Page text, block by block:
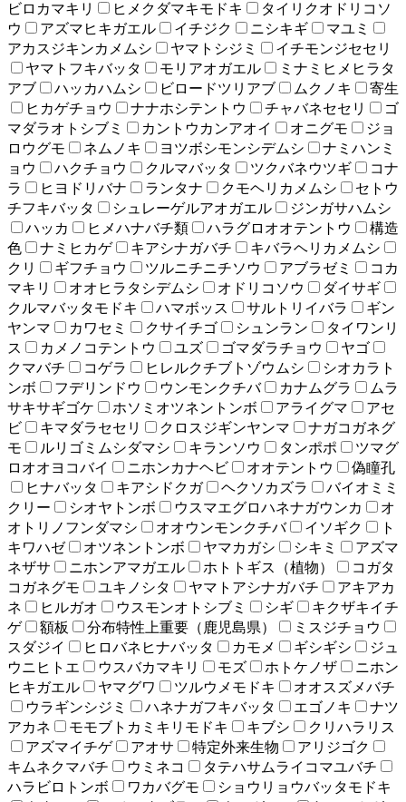
ビロカマキリ
ヒメクダマキモドキ
タイリクオドリコソ
ウ
アズマヒキガエル イチジク ニシキギ
マユミ
アカスジキンカメムシ
ヤマトシジミ
イチモンジセセリ
ヤマトフキバッタ
モリアオガエル
ミナミヒメヒラタ
アブ
ハッカハムシ ビロードツリアブ ムクノキ
寄生
ヒカゲチョウ
ナナホシテントウ チャバネセセリ
ゴ
マダラオトシブミ
カントウカンアオイ オニグモ
ジョ
ロウグモ
ネムノキ ヨツボシモンシデムシ
ナミハンミ
ョウ
ハクチョウ クルマバッタ ツクバネウツギ
コナ
ラ
ヒヨドリバナ ランタナ クモヘリカメムシ
セトウ
チフキバッタ
シュレーゲルアオガエル
ジンガサハムシ
ハッカ
ヒメハナバチ類 ハラグロオオテントウ
構造
色
ナミヒカゲ キアシナガバチ
キバラヘリカメムシ
クリ
ギフチョウ ツルニチニチソウ アブラゼミ
コカ
マキリ
オオヒラタシデムシ オドリコソウ
ダイサギ
クルマバッタモドキ
ハマボッス サルトリイバラ
ギン
ヤンマ
カワセミ クサイチゴ シュンラン
タイワンリ
ス
カメノコテントウ ユズ ゴマダラチョウ
ヤゴ
クマバチ
コゲラ ヒレルクチブトゾウムシ
シオカラト
ンボ
フデリンドウ ウンモンクチバ カナムグラ
ムラ
サキサギゴケ
ホソミオツネントンボ アライグマ
アセ
ビ
キマダラセセリ クロスジギンヤンマ
ナガコガネグ
モ
ルリゴミムシダマシ キランソウ タンポポ
ツマグ
ロオオヨコバイ
ニホンカナヘビ オオテントウ
偽瞳孔
ヒナバッタ
キアシドクガ ヘクソカズラ
バイオミミ
クリー
シオヤトンボ ウスマエグロハネナガウンカ
オ
オトリノフンダマシ
オオウンモンクチバ イソギク
ト
キワハゼ
オツネントンボ ヤマカガシ シキミ
アズマ
ネザサ
ニホンアマガエル ホトトギス（植物）
コガタ
コガネグモ
ユキノシタ ヤマトアシナガバチ
アキアカ
ネ
ヒルガオ ウスモンオトシブミ シギ
キクザキイチ
ゲ
額板 分布特性上重要（鹿児島県）
ミスジチョウ
スダジイ
ヒロバネヒナバッタ カモメ ギシギシ
ジュ
ウニヒトエ
ウスバカマキリ モズ ホトケノザ
ニホン
ヒキガエル
ヤマグワ ツルウメモドキ
オオスズメバチ
ウラギンシジミ
ハネナガフキバッタ エゴノキ
ナツ
アカネ
モモブトカミキリモドキ キブシ
クリハラリス
アズマイチゲ
アオサ 特定外来生物
アリジゴク
キムネクマバチ
ウミネコ
タテハサムライコマユバチ
ハラビロトンボ
ワカバグモ
ショウリョウバッタモドキ